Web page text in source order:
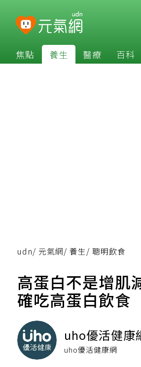
焦點 養生 醫療 百科
udn/ 元氣網/ 養生/ 聰明飲食
高蛋白不是增肌
確吃高蛋白飲食
uho優活健康
uho優活健康網